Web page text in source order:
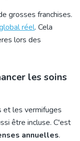
grosses franchises.
réel. Cela
lors des
les soins
et les vermifuges
être incluse. C'est
annuelles.